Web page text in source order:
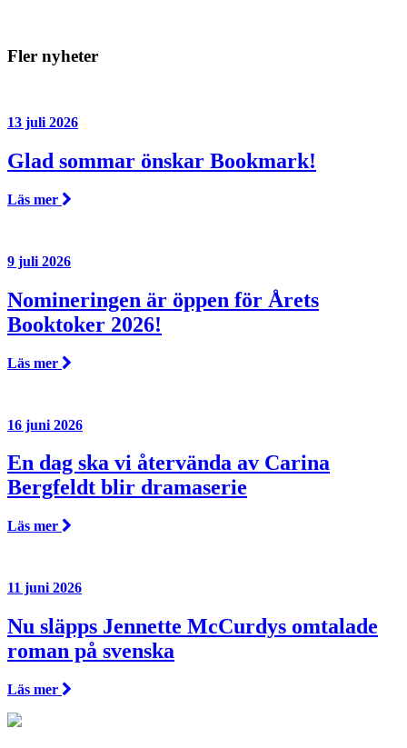
Fler nyheter
13 juli 2026
Glad sommar önskar Bookmark!
Läs mer
9 juli 2026
Nomineringen är öppen för Årets
Booktoker 2026!
Läs mer
16 juni 2026
En dag ska vi återvända av Carina
Bergfeldt blir dramaserie
Läs mer
11 juni 2026
Nu släpps Jennette McCurdys omtalade
roman på svenska
Läs mer